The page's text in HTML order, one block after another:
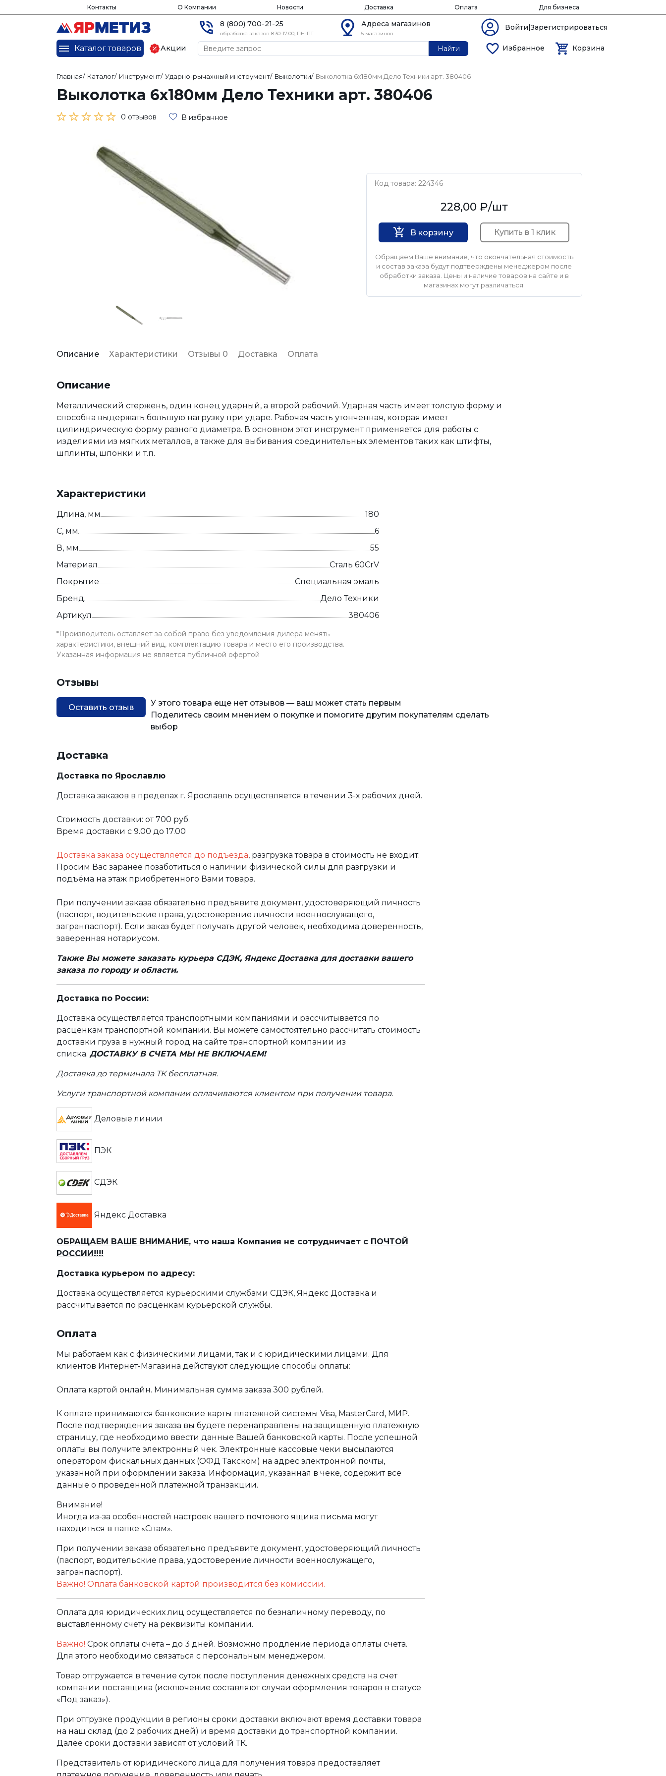
Контакты О Компании Новости Доставка Оплата Для бизнеса
8 (800) 700-21-25
обработка заказов 8:30-17:00, ПН-ПТ
Адреса магазинов
5 магазинов
Войти|Зарегистрироваться
Каталог товаров Акции Найти Избранное Корзина
Главная/ Каталог/ Инструмент/ Ударно-рычажный инструмент/ Выколотки/ Выколотка 6х180мм Дело Техники арт. 380406
Выколотка 6х180мм Дело Техники арт. 380406
0 отзывов В избранное
Код товара: 224346
228,00 ₽/шт
В корзину Купить в 1 клик
Обращаем Ваше внимание, что окончательная стоимость
и состав заказа будут подтверждены менеджером после
обработки заказа. Цены и наличие товаров на сайте и в
магазинах могут различаться.
Описание Характеристики Отзывы 0 Доставка Оплата
Описание
Металлический стержень, один конец ударный, а второй рабочий. Ударная часть имеет толстую форму и
способна выдержать большую нагрузку при ударе. Рабочая часть утонченная, которая имеет
цилиндрическую форму разного диаметра. В основном этот инструмент применяется для работы с
изделиями из мягких металлов, а также для выбивания соединительных элементов таких как штифты,
шплинты, шпонки и т.п.
Характеристики
Длина, мм
180
С, мм
6
В, мм
55
Материал
Сталь 60CrV
Покрытие
Специальная эмаль
Бренд
Дело Техники
Артикул
380406
*Производитель оставляет за собой право без уведомления дилера менять
характеристики, внешний вид, комплектацию товара и место его производства.
Указанная информация не является публичной офертой
Отзывы
Оставить отзыв
У этого товара еще нет отзывов — ваш может стать первым
Поделитесь своим мнением о покупке и помогите другим покупателям сделать
выбор
Доставка
Доставка по Ярославлю
Доставка заказов в пределах г. Ярославль осуществляется в течении 3-х рабочих дней.
Стоимость доставки: от 700 руб.
Время доставки с 9.00 до 17.00
Доставка заказа осуществляется до подъезда, разгрузка товара в стоимость не входит.
Просим Вас заранее позаботиться о наличии физической силы для разгрузки и
подъёма на этаж приобретенного Вами товара.
При получении заказа обязательно предъявите документ, удостоверяющий личность
(паспорт, водительские права, удостоверение личности военнослужащего,
загранпаспорт). Если заказ будет получать другой человек, необходима доверенность,
заверенная нотариусом.
Также Вы можете заказать курьера СДЭК, Яндекс Доставка для доставки вашего
заказа по городу и области.
Доставка по России:
Доставка осуществляется транспортными компаниями и рассчитывается по
расценкам транспортной компании. Вы можете самостоятельно рассчитать стоимость
доставки груза в нужный город на сайте транспортной компании из
списка. ДОСТАВКУ В СЧЕТА МЫ НЕ ВКЛЮЧАЕМ!
Доставка до терминала ТК бесплатная.
Услуги транспортной компании оплачиваются клиентом при получении товара.
Деловые линии
ПЭК
СДЭК
Яндекс Доставка
ОБРАЩАЕМ ВАШЕ ВНИМАНИЕ, что наша Компания не сотрудничает с ПОЧТОЙ
РОССИИ!!!!
Доставка курьером по адресу:
Доставка осуществляется курьерскими службами СДЭК, Яндекс Доставка и
рассчитывается по расценкам курьерской службы.
Оплата
Мы работаем как с физическими лицами, так и с юридическими лицами. Для
клиентов Интернет-Магазина действуют следующие способы оплаты:
Оплата картой онлайн. Минимальная сумма заказа 300 рублей.
К оплате принимаются банковские карты платежной системы Visa, MasterCard, МИР.
После подтверждения заказа вы будете перенаправлены на защищенную платежную
страницу, где необходимо ввести данные Вашей банковской карты. После успешной
оплаты вы получите электронный чек. Электронные кассовые чеки высылаются
оператором фискальных данных (ОФД Такском) на адрес электронной почты,
указанной при оформлении заказа. Информация, указанная в чеке, содержит все
данные о проведенной платежной транзакции.
Внимание!
Иногда из-за особенностей настроек вашего почтового ящика письма могут
находиться в папке «Спам».
При получении заказа обязательно предъявите документ, удостоверяющий личность
(паспорт, водительские права, удостоверение личности военнослужащего,
загранпаспорт).
Важно! Оплата банковской картой производится без комиссии.
Оплата для юридических лиц осуществляется по безналичному переводу, по
выставленному счету на реквизиты компании.
Важно! Срок оплаты счета – до 3 дней. Возможно продление периода оплаты счета.
Для этого необходимо связаться с персональным менеджером.
Товар отгружается в течение суток после поступления денежных средств на счет
компании поставщика (исключение составляют случаи оформления товаров в статусе
«Под заказ»).
При отгрузке продукции в регионы сроки доставки включают время доставки товара
на наш склад (до 2 рабочих дней) и время доставки до транспортной компании.
Далее сроки доставки зависят от условий ТК.
Представитель от юридического лица для получения товара предоставляет